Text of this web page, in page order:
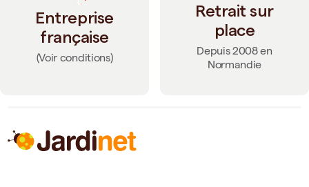
Entreprise
française
(Voir conditions)
Retrait sur
place
Depuis 2008 en
Normandie